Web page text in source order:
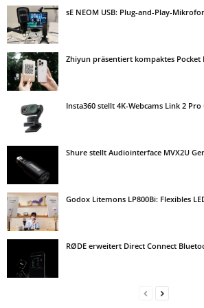
sE NEOM USB: Plug-and-Play-
Zhiyun präsentiert kompaktes
Insta360 stellt 4K-Webcams Link 2
Shure stellt Audiointerface MVX2U
Godox Litemons LP800Bi: Flexibles
RØDE erweitert Direct Connect